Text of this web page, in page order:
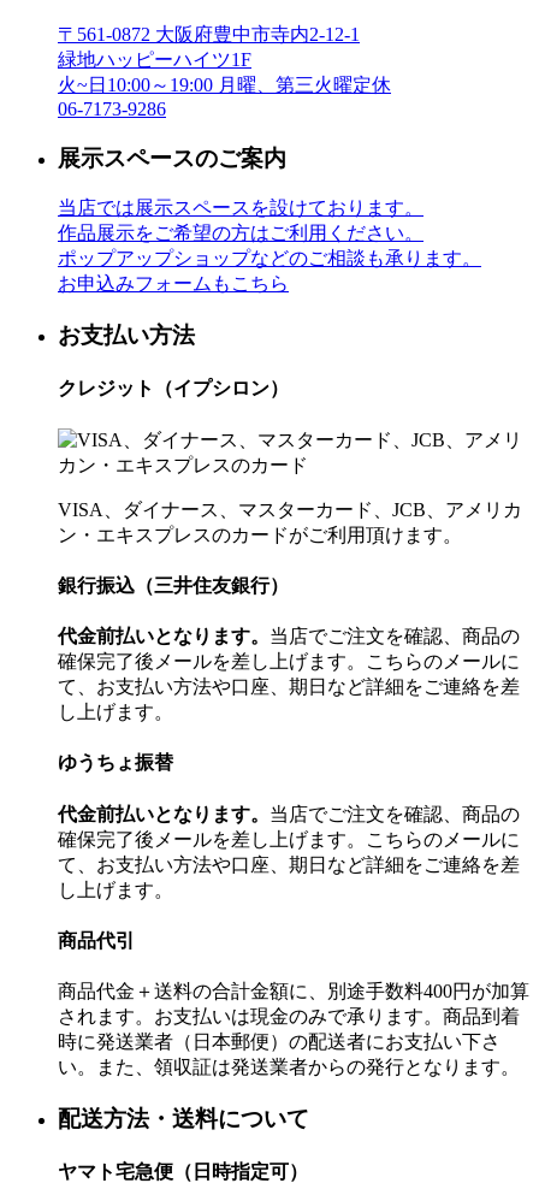
〒561-0872 大阪府豊中市寺内2-12-1
緑地ハッピーハイツ1F
火~日10:00～19:00 月曜、第三火曜定休
06-7173-9286
展示スペースのご案内
当店では展示スペースを設けております。
作品展示をご希望の方はご利用ください。
ポップアップショップなどのご相談も承ります。
お申込みフォームもこちら
お支払い方法
クレジット（イプシロン）
VISA、ダイナース、マスターカード、JCB、アメリカ
ン・エキスプレスのカードがご利用頂けます。
銀行振込（三井住友銀行）
代金前払いとなります。 当店でご注文を確認、商品の
確保完了後メールを差し上げます。こちらのメールに
て、お支払い方法や口座、期日など詳細をご連絡を差
し上げます。
ゆうちょ振替
代金前払いとなります。 当店でご注文を確認、商品の
確保完了後メールを差し上げます。こちらのメールに
て、お支払い方法や口座、期日など詳細をご連絡を差
し上げます。
商品代引
商品代金＋送料の合計金額に、別途手数料400円が加算
されます。お支払いは現金のみで承ります。商品到着
時に発送業者（日本郵便）の配送者にお支払い下さ
い。また、領収証は発送業者からの発行となります。
配送方法・送料について
ヤマト宅急便（日時指定可）